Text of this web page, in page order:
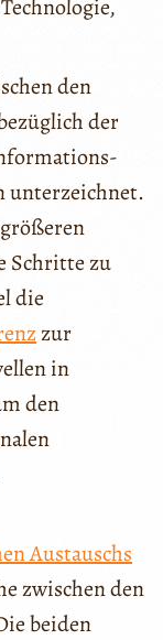
den
der
unterzeichnet.
Schritte zu
die
zur
in
den
Austauschs
zwischen den
beiden